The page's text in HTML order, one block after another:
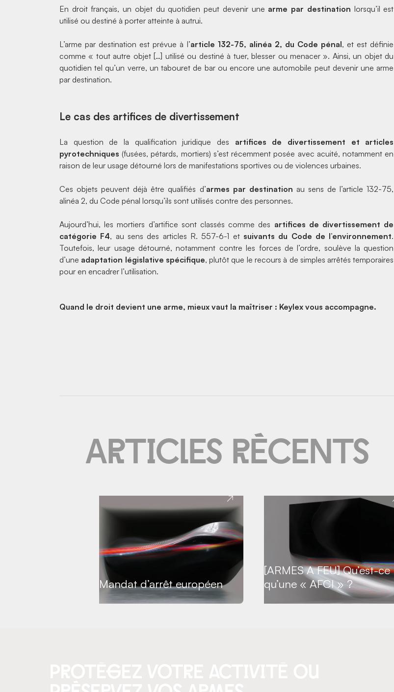
En droit français, un objet du quotidien peut devenir une arme par destination lorsqu’il est
utilisé ou destiné à porter atteinte à autrui.
L’arme par destination est prévue à l’article 132-75, alinéa 2, du Code pénal, et est définie
comme « tout autre objet […] utilisé ou destiné à tuer, blesser ou menacer ». Ainsi, un objet du
quotidien tel qu’un verre, untabouret de barou encore une automobile peut devenir une arme
par destination.
Le cas des artifices de divertissement
La question de la qualification juridique des artifices de divertissement et articles
pyrotechniques (fusées, pétards, mortiers) s’est récemment posée avec acuité, notamment en
raison de leur usage détourné lors de manifestations sportives ou de violences urbaines.
Ces objets peuvent déjà être qualifiés d’armes par destination au sens de l’article 132-75,
alinéa 2, du Code pénal lorsqu’ils sont utilisés contre des personnes.
Aujourd’hui, les mortiers d’artifice sont classés comme des artifices de divertissement de
catégorie F4, au sens des articles R. 557-6-1 et suivants du Code de l’environnement.
Toutefois, leur usage détourné, notamment contre les forces de l’ordre, soulève la question
d’une adaptation législative spécifique, plutôt que le recours à de simples arrêtés temporaires
pour en encadrer l’utilisation.
Quand le droit devient une arme, mieux vaut la maîtriser : Keylex vous accompagne.
Articles réceNts
Mandat d’arrêt européen
[ARMES A FEU] Qu’est-ce
qu’une « AFCI » ?